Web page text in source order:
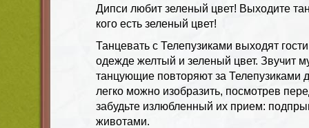
Дипси любит зеленый цвет! Выходите
кого есть зеленый цвет!
Танцевать с Телепузиками выходят
одежде желтый и зеленый цвет. Звучит
танцующие повторяют за Телепузиками
легко можно изобразить, посмотрев
забудьте излюбленный их прием:
животами.